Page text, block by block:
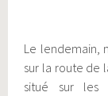
Le lendemain,
sur la route de
situé sur les